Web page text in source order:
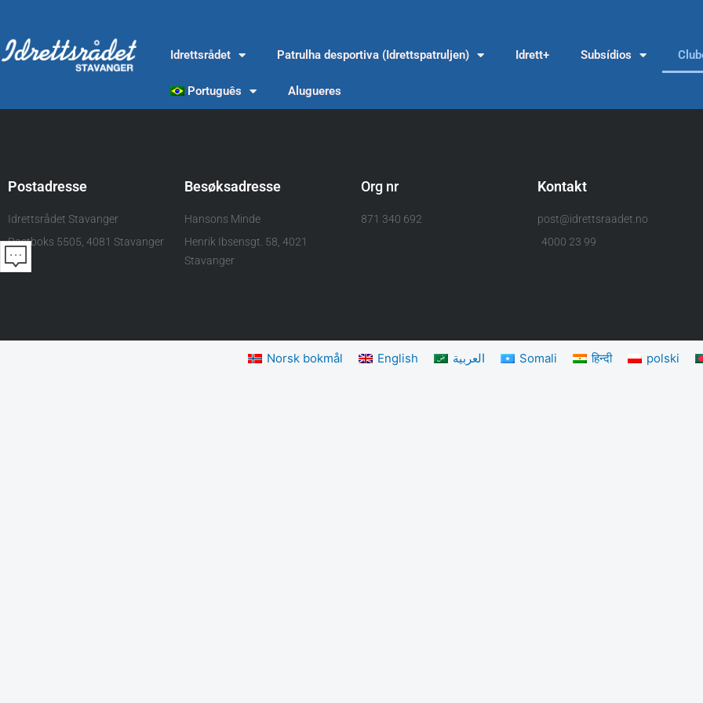
o
conteúdo
Idrettsrådet Patrulha desportiva (Idrettspatruljen) Idrett+ Subsídios
Português Alugueres
Postadresse
Idrettsrådet Stavanger
Postboks 5505, 4081 Stavanger
Besøksadresse
Hansons Minde
Henrik Ibsensgt. 58, 4021
Stavanger
Org nr
871 340 692
Kontakt
post@idrettsraadet.no
4000 23 99
Norsk bokmål English العربية Somali हिन्दी polski